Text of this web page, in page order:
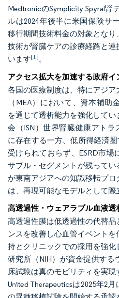
MedtronicのSymplicity Spyral
ルは2024年後半に米国保険サ
移行期間技術料金の対象とな
技術が腎臓ケアの診療経路と
います[1]。
アクセス拡大を加速する政府イ
各国の医療制度は、特にアジ
（MEA）において、資本補助
を通じて透析能力を強化して
会（ISN）世界腎臓健康アトラ
に存在する一方、低所得経済
受けられておらず、ESRD市場
サブル・セグメントが残って
が東南アジアへの知識移転プ
は、再現可能なモデルとして際
高透過性・ウェアラブル血液
高透過性膜は低透過性の代替
ンスを改善し心血管イベント
持とクリニックでの採用を強
研究所（NIH）が資金提供する
床試験は真のモビリティを実現
United Therapeuticsは2025年2